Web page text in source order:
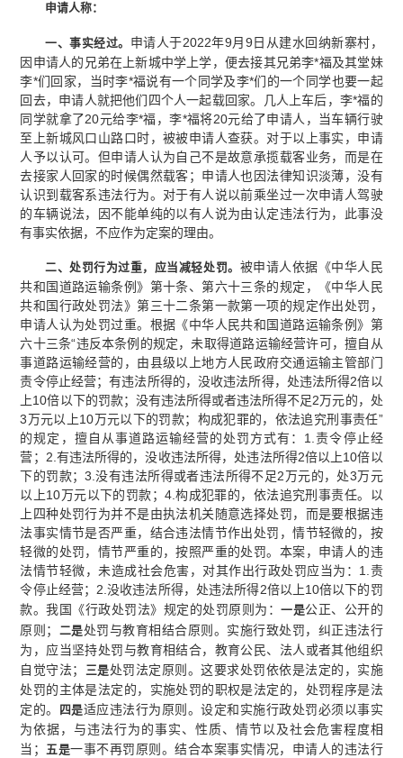
申请人称：
一、事实经过。 申请人于2022年9月9日从建水回纳新寨村，
因申请人的兄弟在上新城中学上学，便去接其兄弟李*福及其堂妹
李*们回家，当时李*福说有一个同学及李*们的一个同学也要一起
回去，申请人就把他们四个人一起载回家。几人上车后，李*福的
同学就拿了20元给李*福，李*福将20元给了申请人，当车辆行驶
至上新城风口山路口时，被被申请人查获。对于以上事实，申请
人予以认可。但申请人认为自己不是故意承揽载客业务，而是在
去接家人回家的时候偶然载客；申请人也因法律知识淡薄，没有
认识到载客系违法行为。对于有人说以前乘坐过一次申请人驾驶
的车辆说法，因不能单纯的以有人说为由认定违法行为，此事没
有事实依据，不应作为定案的理由。
二、处罚行为过重，应当减轻处罚。 被申请人依据《中华人民
共和国道路运输条例》第十条、第六十三条的规定，《中华人民
共和国行政处罚法》第三十二条第一款第一项的规定作出处罚，
申请人认为处罚过重。根据《中华人民共和国道路运输条例》第
六十三条“违反本条例的规定，未取得道路运输经营许可，擅自从
事道路运输经营的，由县级以上地方人民政府交通运输主管部门
责令停止经营；有违法所得的，没收违法所得，处违法所得2倍以
上10倍以下的罚款；没有违法所得或者违法所得不足2万元的，处
3万元以上10万元以下的罚款；构成犯罪的，依法追究刑事责任”
的规定，擅自从事道路运输经营的处罚方式有：1.责令停止经
营；2.有违法所得的，没收违法所得，处违法所得2倍以上10倍以
下的罚款；3.没有违法所得或者违法所得不足2万元的，处3万元
以上10万元以下的罚款；4.构成犯罪的，依法追究刑事责任。以
上四种处罚行为并不是由执法机关随意选择处罚，而是要根据违
法事实情节是否严重，结合违法情节作出处罚，情节轻微的，按
轻微的处罚，情节严重的，按照严重的处罚。本案，申请人的违
法情节轻微，未造成社会危害，对其作出行政处罚应当为：1.责
令停止经营；2.没收违法所得，处违法所得2倍以上10倍以下的罚
款。我国《行政处罚法》规定的处罚原则为：一是公正、公开的
原则； 二是处罚与教育相结合原则。实施行致处罚，纠正违法行
为，应当坚持处罚与教育相结合，教育公民、法人或者其他组织
自觉守法；
三是处罚法定原则。这要求处罚依依是法定的，实施
处罚的主体是法定的，实施处罚的职权是法定的，处罚程序是法
定的。
四是适应违法行为原则。设定和实施行政处罚必须以事实
为依据，与违法行为的事实、性质、情节以及社会危害程度相
当； 五是一事不再罚原则。结合本案事实情况，申请人的违法行